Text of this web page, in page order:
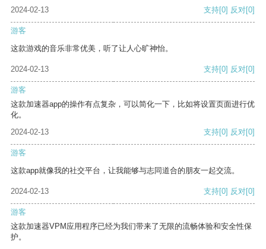
2024-02-13
支持[0] 反对[0]
游客
这款游戏的音乐非常优美，听了让人心旷神怡。
2024-02-13 支持[0] 反对[0]
游客
这款加速器app的操作有点复杂，可以简化一下，比如将设置页面进行优
化。
2024-02-13
支持[0] 反对[0]
游客
这款app就像我的社交平台，让我能够与志同道合的朋友一起交流。
2024-02-13 支持[0] 反对[0]
游客
这款加速器VPM应用程序已经为我们带来了无限的流畅体验和安全性保
护。